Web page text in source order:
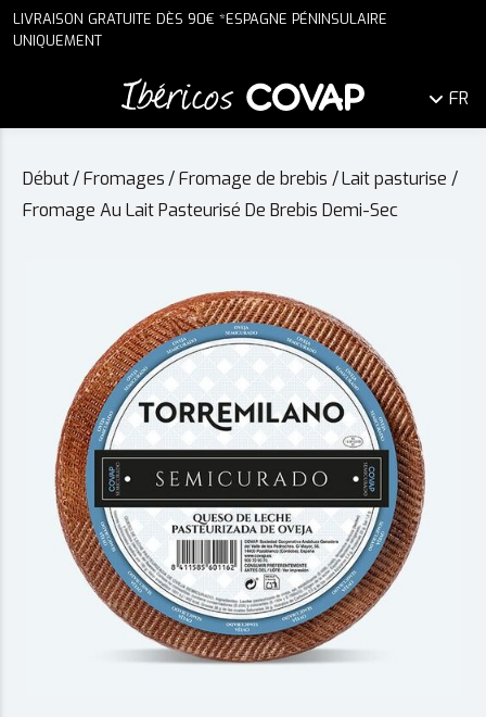
LIVRAISON GRATUITE DÈS 90€ *ESPAGNE PÉNINSULAIRE
UNIQUEMENT
FR
Début/Fromages /Fromage de brebis /Lait pasturise /
Fromage Au Lait Pasteurisé De Brebis Demi-Sec